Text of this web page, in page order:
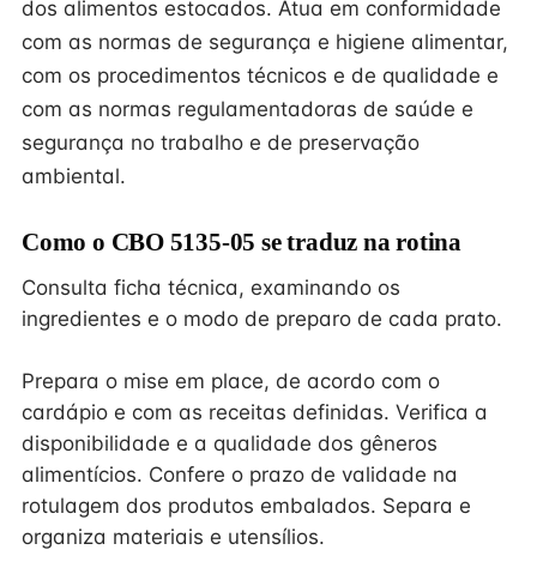
dos alimentos estocados. Atua em conformidade
com as normas de segurança e higiene alimentar,
com os procedimentos técnicos e de qualidade e
com as normas regulamentadoras de saúde e
segurança no trabalho e de preservação
ambiental.
Como o CBO 5135-05 se traduz na rotina
Consulta ficha técnica, examinando os
ingredientes e o modo de preparo de cada prato.
Prepara o mise em place, de acordo com o
cardápio e com as receitas definidas. Verifica a
disponibilidade e a qualidade dos gêneros
alimentícios. Confere o prazo de validade na
rotulagem dos produtos embalados. Separa e
organiza materiais e utensílios.